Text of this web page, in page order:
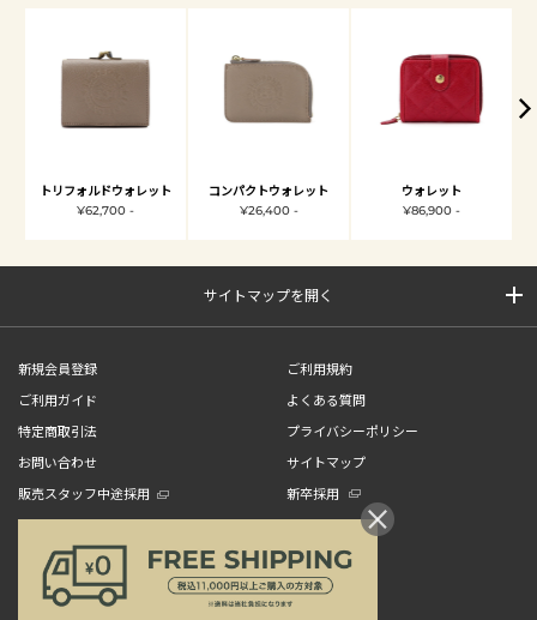
トリフォルドウォレット
¥62,700 -
コンパクトウォレット
¥26,400 -
ウォレット
¥86,900 -
サイトマップを開く
新規会員登録
ご利用規約
ご利用ガイド
よくある質問
特定商取引法
プライバシーポリシー
お問い合わせ
サイトマップ
販売スタッフ中途採用
新卒採用